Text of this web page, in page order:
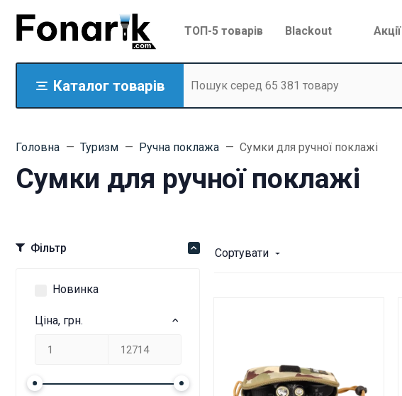
ТОП-5 товарів Blackout Акції
Каталог товарів
Головна Туризм Ручна поклажа Сумки для ручної поклажі
Сумки для ручної поклажі
Фільтр
Новинка
Ціна, грн.
Сортувати